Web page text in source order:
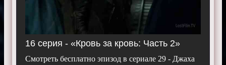
16 серия - «Кровь за кровь: Часть 2»
Смотреть бесплатно эпизод в сериале 29 - Джаха